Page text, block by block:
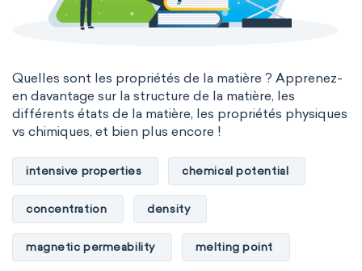
Quelles sont les propriétés de la matière ? Apprenez-
en davantage sur la structure de la matière, les
différents états de la matière, les propriétés physiques
vs chimiques, et bien plus encore !
intensive properties chemical potential
concentration density
magnetic permeability melting point